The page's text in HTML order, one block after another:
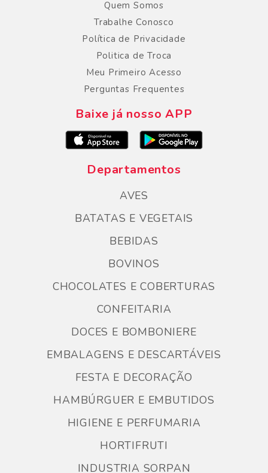
Quem Somos
Trabalhe Conosco
Política de Privacidade
Politica de Troca
Meu Primeiro Acesso
Perguntas Frequentes
Baixe já nosso APP
Departamentos
AVES
BATATAS E VEGETAIS
BEBIDAS
BOVINOS
CHOCOLATES E COBERTURAS
CONFEITARIA
DOCES E BOMBONIERE
EMBALAGENS E DESCARTÁVEIS
FESTA E DECORAÇÃO
HAMBÚRGUER E EMBUTIDOS
HIGIENE E PERFUMARIA
HORTIFRUTI
INDUSTRIA SORPAN